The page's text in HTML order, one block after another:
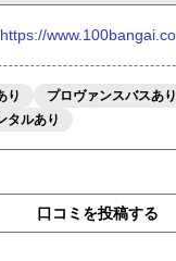
https://
り
プロヴァンスバスあり
タルあり
口コミを投稿する